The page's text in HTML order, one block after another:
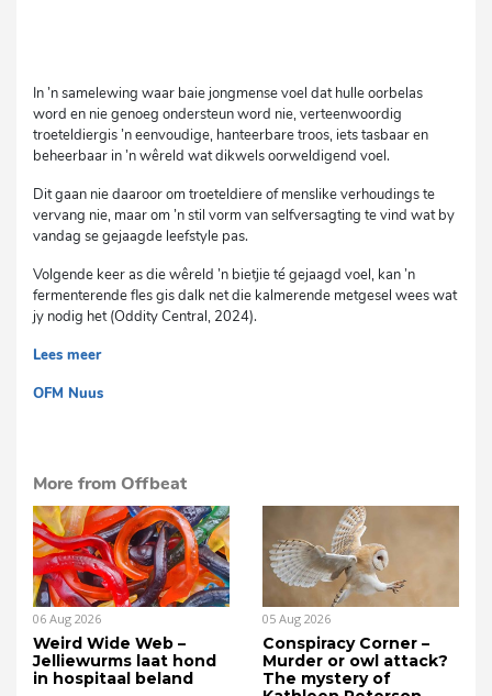
In ’n samelewing waar baie jongmense voel dat hulle oorbelas
word en nie genoeg ondersteun word nie, verteenwoordig
troeteldiergis ’n eenvoudige, hanteerbare troos, iets tasbaar en
beheerbaar in ’n wêreld wat dikwels oorweldigend voel.
Dit gaan nie daaroor om troeteldiere of menslike verhoudings te
vervang nie, maar om ’n stil vorm van selfversagting te vind wat by
vandag se gejaagde leefstyle pas.
Volgende keer as die wêreld ’n bietjie té gejaagd voel, kan ’n
fermenterende fles gis dalk net die kalmerende metgesel wees wat
jy nodig het (Oddity Central, 2024).
Lees meer
OFM Nuus
More from Offbeat
06 Aug 2026
Weird Wide Web –
Jelliewurms laat hond
in hospitaal beland
05 Aug 2026
Conspiracy Corner –
Murder or owl attack?
The mystery of